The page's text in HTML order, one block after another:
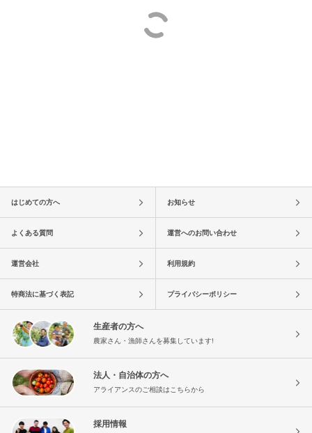
はじめての方へ お知らせ
よくある質問 運営へのお問い合わせ
運営会社 利用規約
特商法に基づく表記 プライバシーポリシー
生産者の方へ
農家さん・漁師さんを募集しています!
法人・自治体の方へ
アライアンスのご相談はこちらから
採用情報